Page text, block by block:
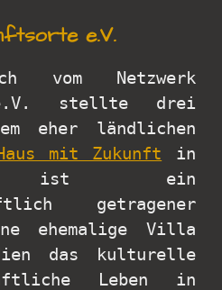
e.V.
vom Netzwerk
e.V. stellte drei
eher ländlichen
mit Zukunft in
ist ein
getragener
ehemalige Villa
das kulturelle
Leben in